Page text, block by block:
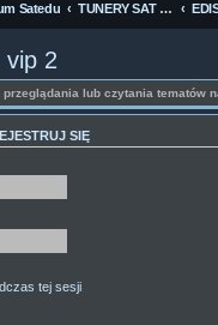
Satedu TUNERY SAT HD-LINUX
vip 2
lub czytania tematów
SIĘ
tej sesji